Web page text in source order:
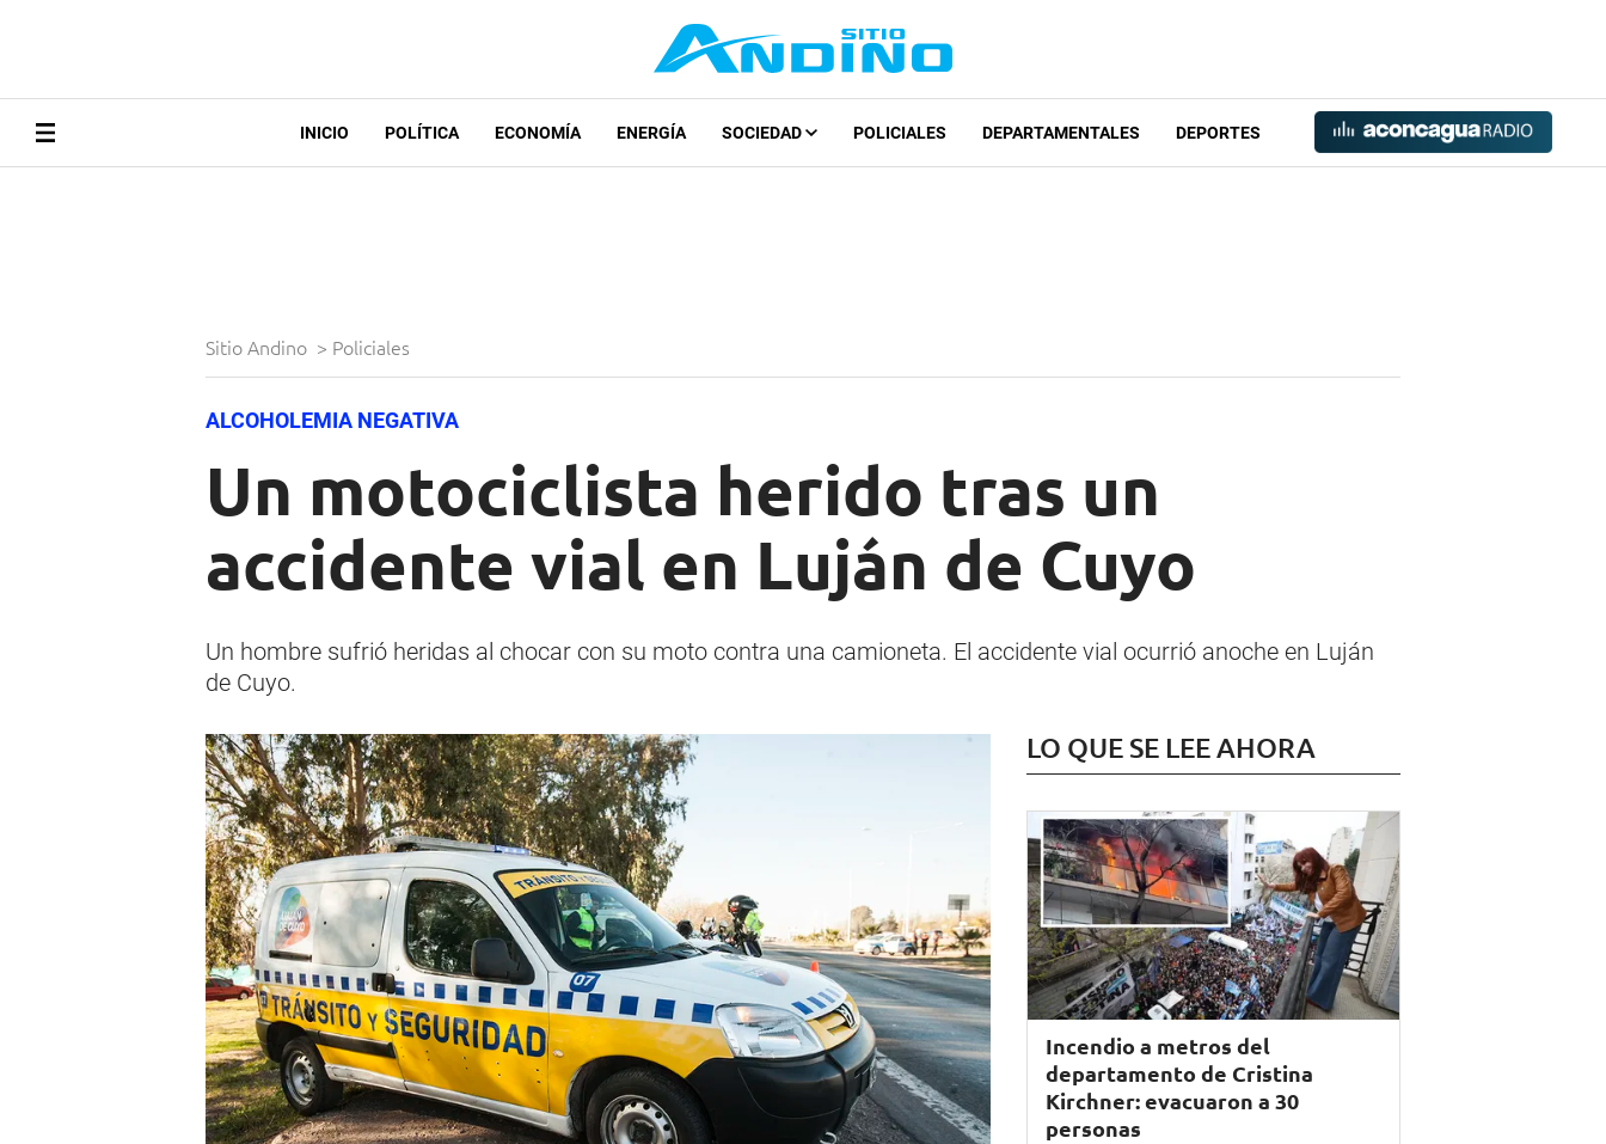
INICIO POLÍTICA ECONOMÍA ENERGÍA SOCIEDAD POLICIALES DEPARTAMENTALES DEPORTES
Sitio Andino > Policiales
ALCOHOLEMIA NEGATIVA
Un motociclista herido tras un
accidente vial en Luján de Cuyo
Un hombre sufrió heridas al chocar con su moto contra una camioneta. El accidente vial ocurrió anoche en Luján
de Cuyo.
LO QUE SE LEE AHORA
Incendio a metros del
departamento de Cristina
Kirchner: evacuaron a 30
personas